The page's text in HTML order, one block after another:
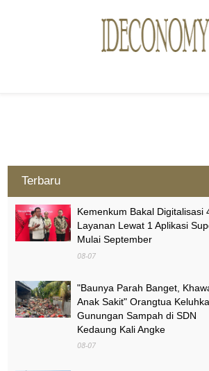
Terbaru
Kemenkum Bakal Digitalisasi
Layanan Lewat 1 Aplikasi
Mulai September
08-07
"Baunya Parah Banget,
Anak Sakit" Orangtua
Gunungan Sampah di SDN
Kedaung Kali Angke
08-07